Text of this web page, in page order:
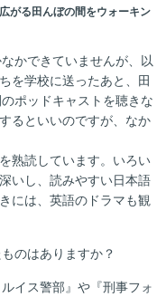
がる田んぼの間をウォーキン
かできていませんが、以
を学校に送ったあと、田
ポッドキャストを聴きな
るといいのですが、なか
熟読しています。いろい
いし、読みやすい日本語
には、英語のドラマも観
のはありますか？
イス警部』や『刑事フォ